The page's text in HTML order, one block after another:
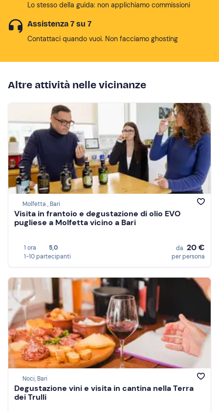
Lo stesso della guida: non applichiamo commissioni
Assistenza 7 su 7
Contattaci quando vuoi. Non facciamo ghosting
Altre attività nelle vicinanze
Molfetta , Bari
Visita in frantoio e degustazione di olio EVO
pugliese a Molfetta vicino a Bari
1 ora
5,0
1-10 partecipanti
da 20 €
per persona
Noci, Bari
Degustazione vini e visita in cantina nella Terra
dei Trulli